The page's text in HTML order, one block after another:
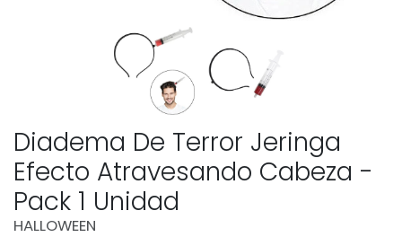
Diadema De Terror Jeringa
Efecto Atravesando Cabeza -
Pack 1 Unidad
HALLOWEEN